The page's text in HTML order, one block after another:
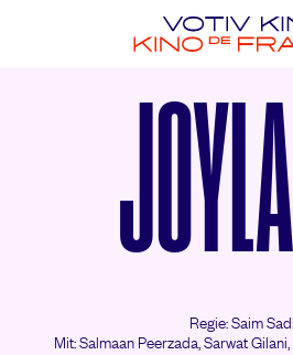
Regie: Saim
Mit: Salmaan Peerzada, Sarwat Gilani,